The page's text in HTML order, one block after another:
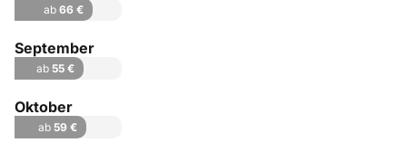
ab66 €
September
ab 55 €
Oktober
ab 59 €